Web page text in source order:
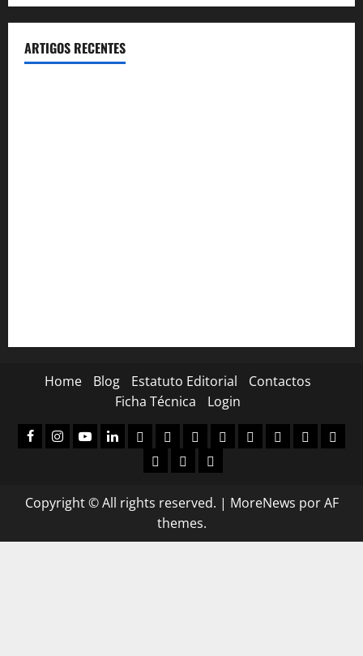
ARTIGOS RECENTES
Home Blog Estatuto Editorial
Contactos
Ficha Técnica
Login
facebookInstagram
YoutubeLinkedinAssinaturas
Loja CarrinhoFinalizar
A
RegistoLogin
A
DonationDonation
Donor
Copyright © All rights reserved. | MoreNews por AF
themes.